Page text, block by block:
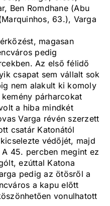
Ben Romdhane (Abu
63.), Varga
magasan
pedig
Az első félidő
csapat sem vállalt sok
nem alakult ki komoly
párharcokat
a hiba mindkét
Varga révén szerzett
csatár Katonától
védőjét, majd
45. percben megint ez
ezúttal Katona
pedig az ötösről a
a kapu előtt
vonulhatott